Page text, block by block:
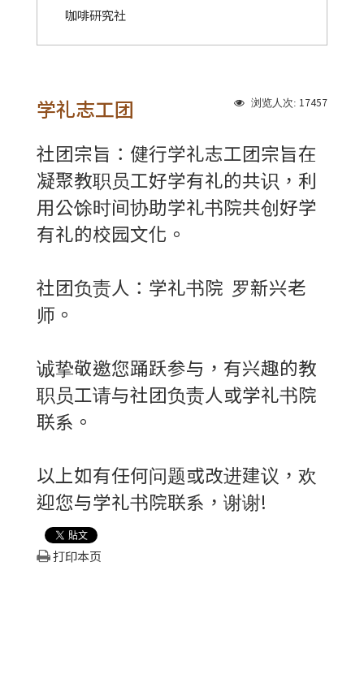
咖啡研究社
浏览人次: 17457
学礼志工团
社团宗旨：健行学礼志工团宗旨在
凝聚教职员工好学有礼的共识，利
用公馀时间协助学礼书院共创好学
有礼的校园文化。
社团负责人：学礼书院 罗新兴老
师。
诚挚敬邀您踊跃参与，有兴趣的教
职员工请与社团负责人或学礼书院
联系。
以上如有任何问题或改进建议，欢
迎您与学礼书院联系，谢谢!
打印本页